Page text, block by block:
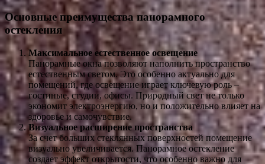
Основные преимущества панорамного
остекления
Максимальное естественное освещение
Панорамные окна позволяют наполнить пространство
естественным светом. Это особенно актуально для
помещений, где освещение играет ключевую роль –
гостиные, студии, офисы. Природный свет не только
экономит электроэнергию, но и положительно влияет на
здоровье и самочувствие.
Визуальное расширение пространства
За счет больших стеклянных поверхностей помещение
визуально увеличивается. Панорамное остекление
создает эффект открытости, что особенно важно для